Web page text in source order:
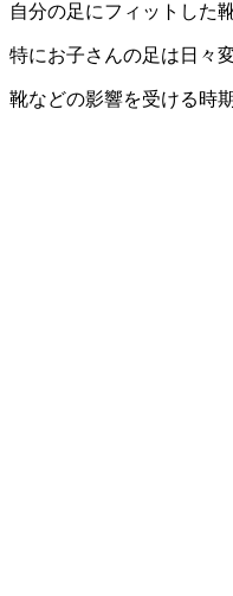
自分の足にフィットした
特にお子さんの足は日々
靴などの影響を受ける時